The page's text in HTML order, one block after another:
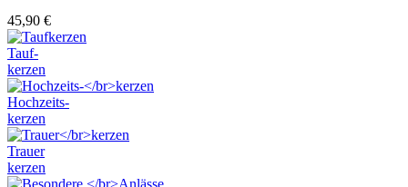
45,90 €
Tauf-
kerzen
Hochzeits-
kerzen
Trauer
kerzen